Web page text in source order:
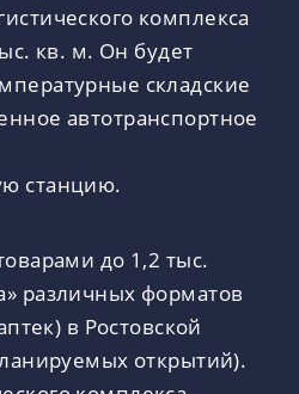
комплекса
кв. м. Он будет
складские
автотранспортное
станцию.
до 1,2 тыс.
различных форматов
в Ростовской
открытий).